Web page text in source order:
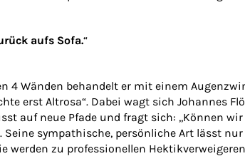
aufs Sofa.“
4 Wänden behandelt er mit einem
erst Altrosa“. Dabei wagt sich Johannes
auf neue Pfade und fragt sich: ,,Können wir
sympathische, persönliche Art lässt
zu professionellen